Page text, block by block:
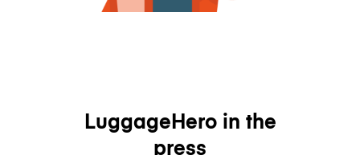
LuggageHero in the
press